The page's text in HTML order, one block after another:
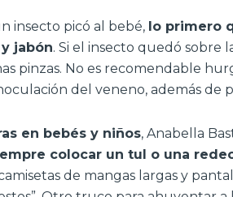
insecto picó al bebé, lo primero
jabón. Si el insecto quedó sobre
pinzas. No es recomendable
del veneno, además de
en bebés y niños, Anabella
colocar un tul o una
de mangas largas y